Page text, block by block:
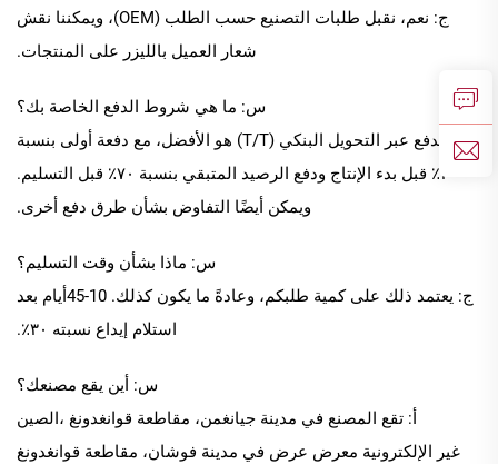
ج: نعم، نقبل طلبات التصنيع حسب الطلب (OEM)، ويمكننا نقش
شعار العميل بالليزر على المنتجات.
س: ما هي شروط الدفع الخاصة بك؟
ج: الدفع عبر التحويل البنكي (T/T) هو الأفضل، مع دفعة أولى بنسبة
٣٠٪ قبل بدء الإنتاج ودفع الرصيد المتبقي بنسبة ٧٠٪ قبل التسليم.
ويمكن أيضًا التفاوض بشأن طرق دفع أخرى.
س: ماذا بشأن وقت التسليم؟
ج: يعتمد ذلك على كمية طلبكم، وعادةً ما يكون كذلك. 10
-
45 أيام بعد
استلام إيداع نسبته ٣٠٪.
س: أين يقع مصنعك؟
أ: تقع المصنع في مدينة جيانغمن، مقاطعة قوانغدونغ ،الصين
غير الإلكترونية معرض عرض في مدينة فوشان، مقاطعة قوانغدونغ